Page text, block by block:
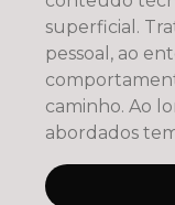
superficial.
pessoal, ao
caminho. Ao longo dos capítulos, são
abordados